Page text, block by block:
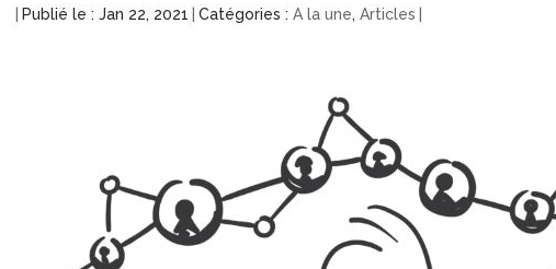
Publié le : Jan 22, 2021 Catégories : A la une, Articles